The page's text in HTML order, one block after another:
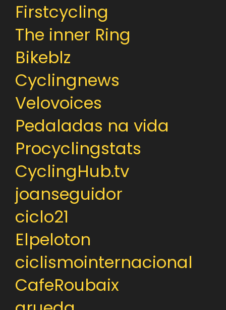
Firstcycling
The inner Ring
Bikeblz
Cyclingnews
Velovoices
Pedaladas na vida
Procyclingstats
CyclingHub.tv
joanseguidor
ciclo21
Elpeloton
ciclismointernacional
CafeRoubaix